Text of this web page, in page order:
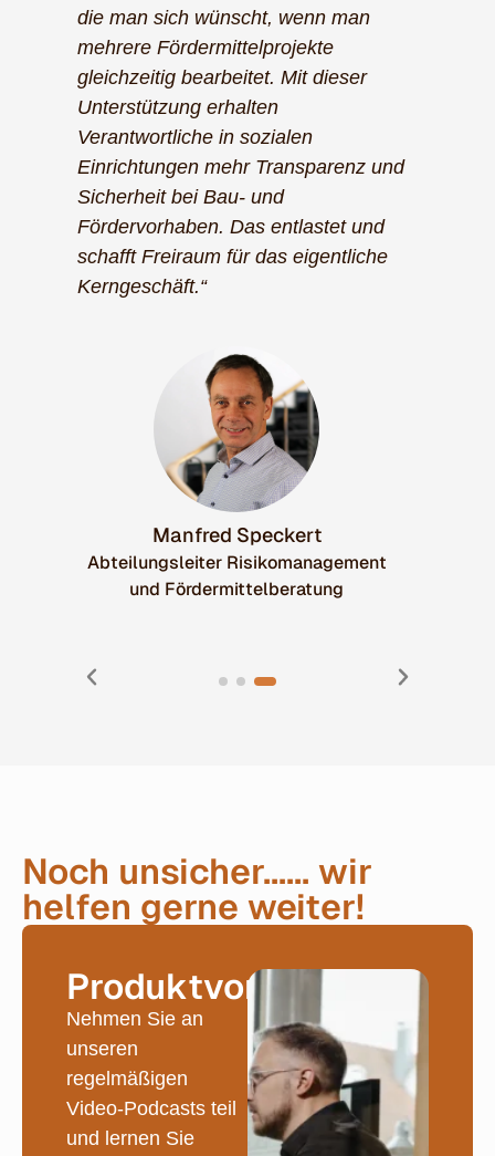
die man sich wünscht, wenn man
mehrere Fördermittelprojekte
gleichzeitig bearbeitet. Mit dieser
Unterstützung erhalten
Verantwortliche in sozialen
Einrichtungen mehr Transparenz und
Sicherheit bei Bau- und
Fördervorhaben. Das entlastet und
schafft Freiraum für das eigentliche
Kerngeschäft.“
Manfred Speckert
Abteilungsleiter Risikomanagement
und Fördermittelberatung
Noch unsicher...... wir
helfen gerne weiter!
Produktvorstellung
Nehmen Sie an
unseren
regelmäßigen
Video-Podcasts teil
und lernen Sie